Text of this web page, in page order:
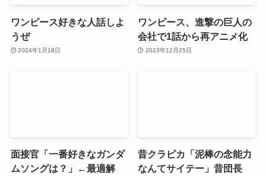
ワンピース好きな人話しよ
うぜ
2024年1月18日
ワンピース、進撃の巨人の
会社で1話から再アニメ化
2023年12月25日
面接官「一番好きなガンダ
ムソングは？」←最適解
昔クラピカ「泥棒の念能力
なんてサイテー」昔団長